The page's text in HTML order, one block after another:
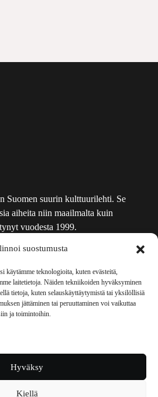
suostumusta
käytämme teknologioita, kuten evästeitä,
laitetietoja. Näiden tekniikoiden hyväksyminen
tietoja, kuten selauskäyttäytymistä tai yksilöllisiä
jättäminen tai peruuttaminen voi vaikuttaa
ja toimintoihin.
Hyväksy
Kiellä
Suomen suurin kulttuurilehti. Se
aiheita niin maailmalta kuin
vuodesta 1999.